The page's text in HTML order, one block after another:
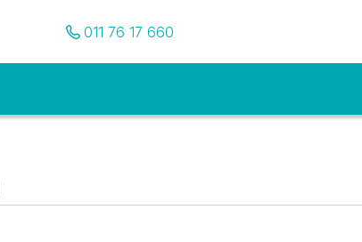
Pozovite nas
011 76 17 660